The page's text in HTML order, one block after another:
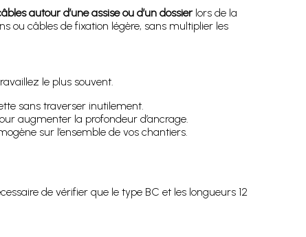
autour d’une assise ou d’un dossierlors de la
ou câbles de fixation légère, sans multiplier les
le plus souvent.
sans traverser inutilement.
augmenter la profondeur d’ancrage.
sur l’ensemble de vos chantiers.
de vérifier que le type BC et les longueurs 12